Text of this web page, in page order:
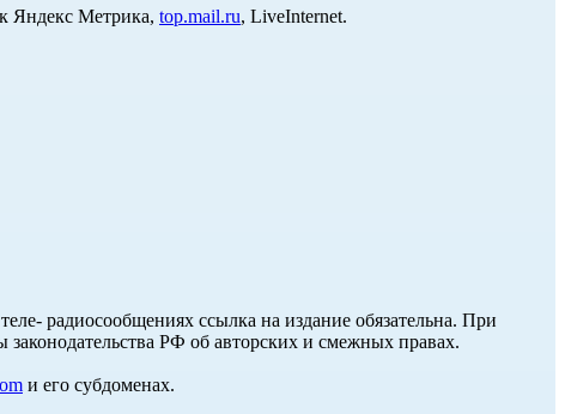
Яндекс Метрика, top.mail.ru, LiveInternet.
радиосообщениях ссылка на издание обязательна. При
РФ об авторских и смежных правах.
и его субдоменах.